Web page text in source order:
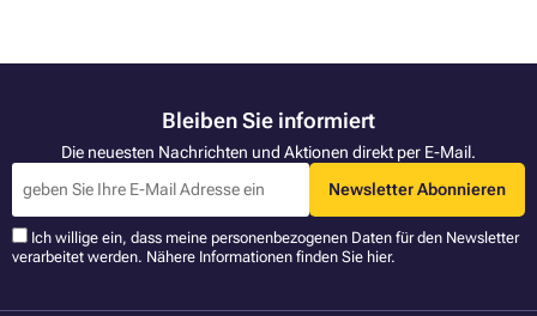
Bleiben Sie informiert
Die neuesten Nachrichten und Aktionen direkt per E-Mail.
Newsletter Abonnieren
Ich willige ein, dass meine personenbezogenen Daten für den Newsletter
verarbeitet werden. Nähere Informationen finden Sie hier.